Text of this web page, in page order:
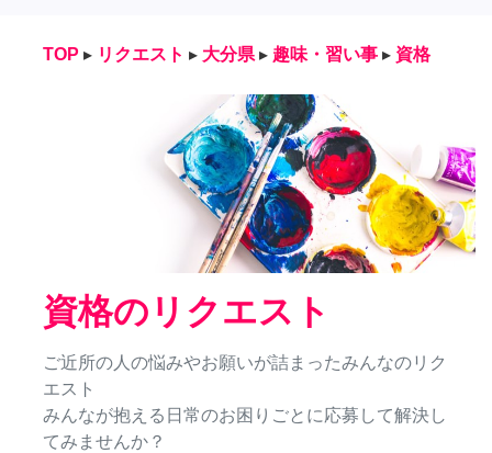
TOP ▸ リクエスト ▸ 大分県 ▸ 趣味・習い事 ▸ 資格
資格のリクエスト
ご近所の人の悩みやお願いが詰まったみんなのリク
エスト
みんなが抱える日常のお困りごとに応募して解決し
てみませんか？